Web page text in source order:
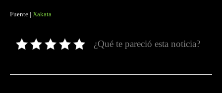
Fuente | Xakata
¿Qué te pareció esta noticia?